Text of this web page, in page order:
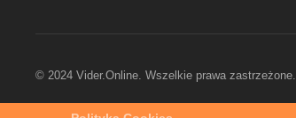
© 2024 Vider.Online. Wszelkie prawa zastrzeżone.